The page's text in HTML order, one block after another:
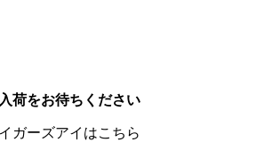
荷をお待ちください
ガーズアイはこちら